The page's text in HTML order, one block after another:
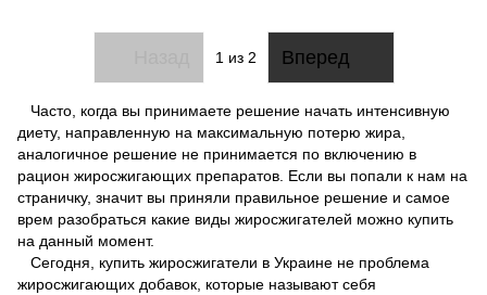
1из 2 Вперед
Часто, когда вы принимаете решение начать интенсивную
диету, направленную на максимальную потерю жира,
аналогичное решение не принимается по включению в
рацион жиросжигающих препаратов. Если вы попали к нам на
страничку, значит вы приняли правильное решение и самое
врем разобраться какие виды жиросжигателей можно купить
на данный момент.
Сегодня, купить жиросжигатели в Украине не проблема
жиросжигающих добавок, которые называют себя